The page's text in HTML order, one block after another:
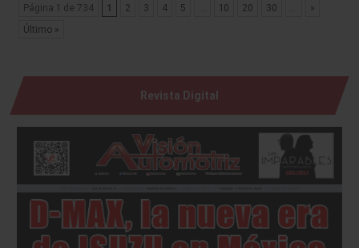
Página 1 de 734 1 2 3 4 5 10 20 30
»
Último »
Revista Digital